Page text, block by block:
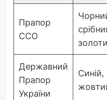
Прапор
ССО
Державний
Прапор
України
Синій,